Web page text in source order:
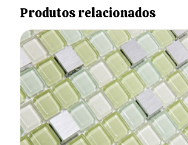
Produtos relacionados